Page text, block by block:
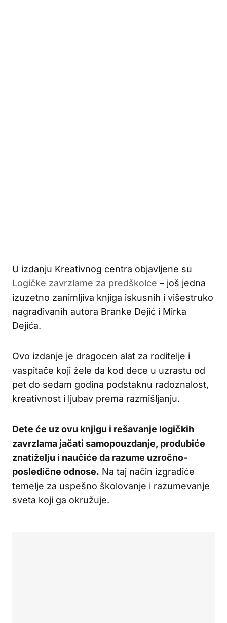
U izdanju Kreativnog centra objavljene su
Logičke zavrzlame za predškolce – još jedna
izuzetno zanimljiva knjiga iskusnih i višestruko
nagrađivanih autora Branke Dejić i Mirka
Dejića.
Ovo izdanje je dragocen alat za roditelje i
vaspitače koji žele da kod dece u uzrastu od
pet do sedam godina podstaknu radoznalost,
kreativnost i ljubav prema razmišljanju.
Dete će uz ovu knjigu i rešavanje logičkih
zavrzlama jačati samopouzdanje, produbiće
znatiželju i naučiće da razume uzročno-
posledične odnose. Na taj način izgradiće
temelje za uspešno školovanje i razumevanje
sveta koji ga okružuje.